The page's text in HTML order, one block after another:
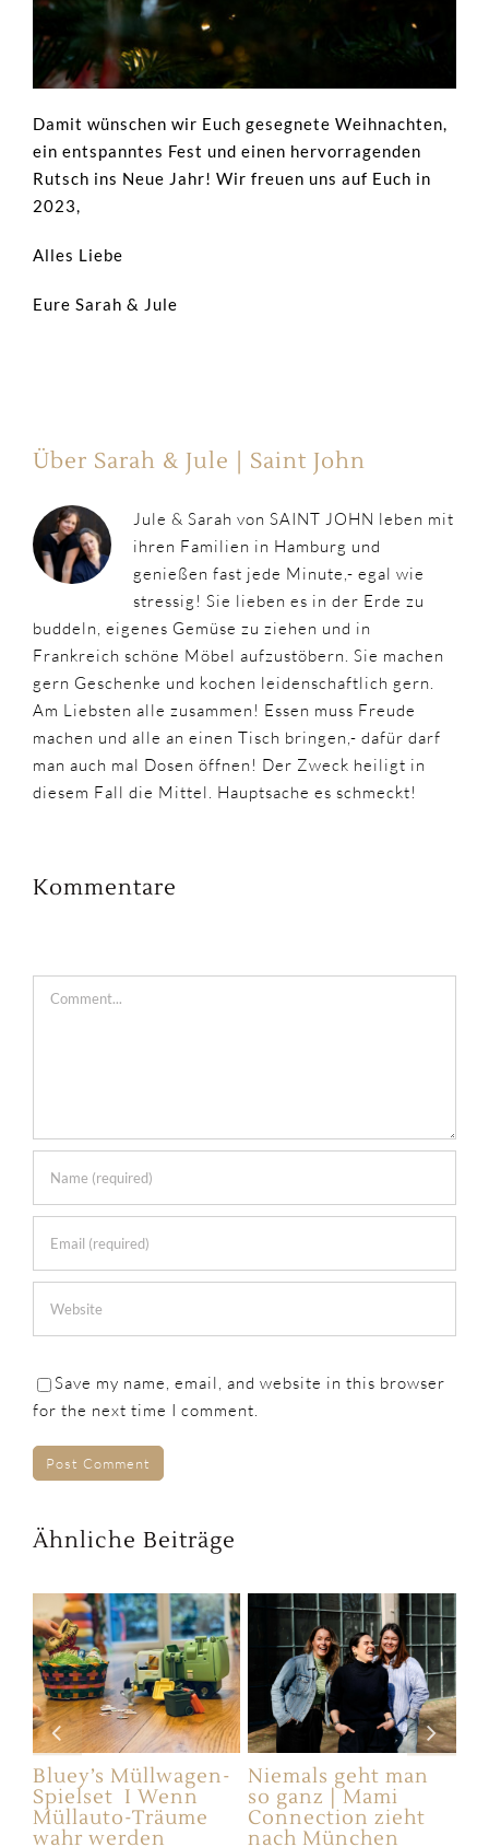
Damit wünschen wir Euch gesegnete Weihnachten,
ein entspanntes Fest und einen hervorragenden
Rutsch ins Neue Jahr! Wir freuen uns auf Euch in
2023,
Alles Liebe
Eure Sarah & Jule
Über Sarah & Jule | Saint John
Jule & Sarah von SAINT JOHN leben mit
ihren Familien in Hamburg und
genießen fast jede Minute,- egal wie
stressig! Sie lieben es in der Erde zu
buddeln, eigenes Gemüse zu ziehen und in
Frankreich schöne Möbel aufzustöbern. Sie machen
gern Geschenke und kochen leidenschaftlich gern.
Am Liebsten alle zusammen! Essen muss Freude
machen und alle an einen Tisch bringen,- dafür darf
man auch mal Dosen öffnen! Der Zweck heiligt in
diesem Fall die Mittel. Hauptsache es schmeckt!
Kommentare
Comment
Save my name, email, and website in this browser
for the next time I comment.
Ähnliche Beiträge
Bluey’s Müllwagen-
Spielset I Wenn
Müllauto-Träume
wahr werden
Niemals geht man
so ganz | Mami
Connection zieht
nach München